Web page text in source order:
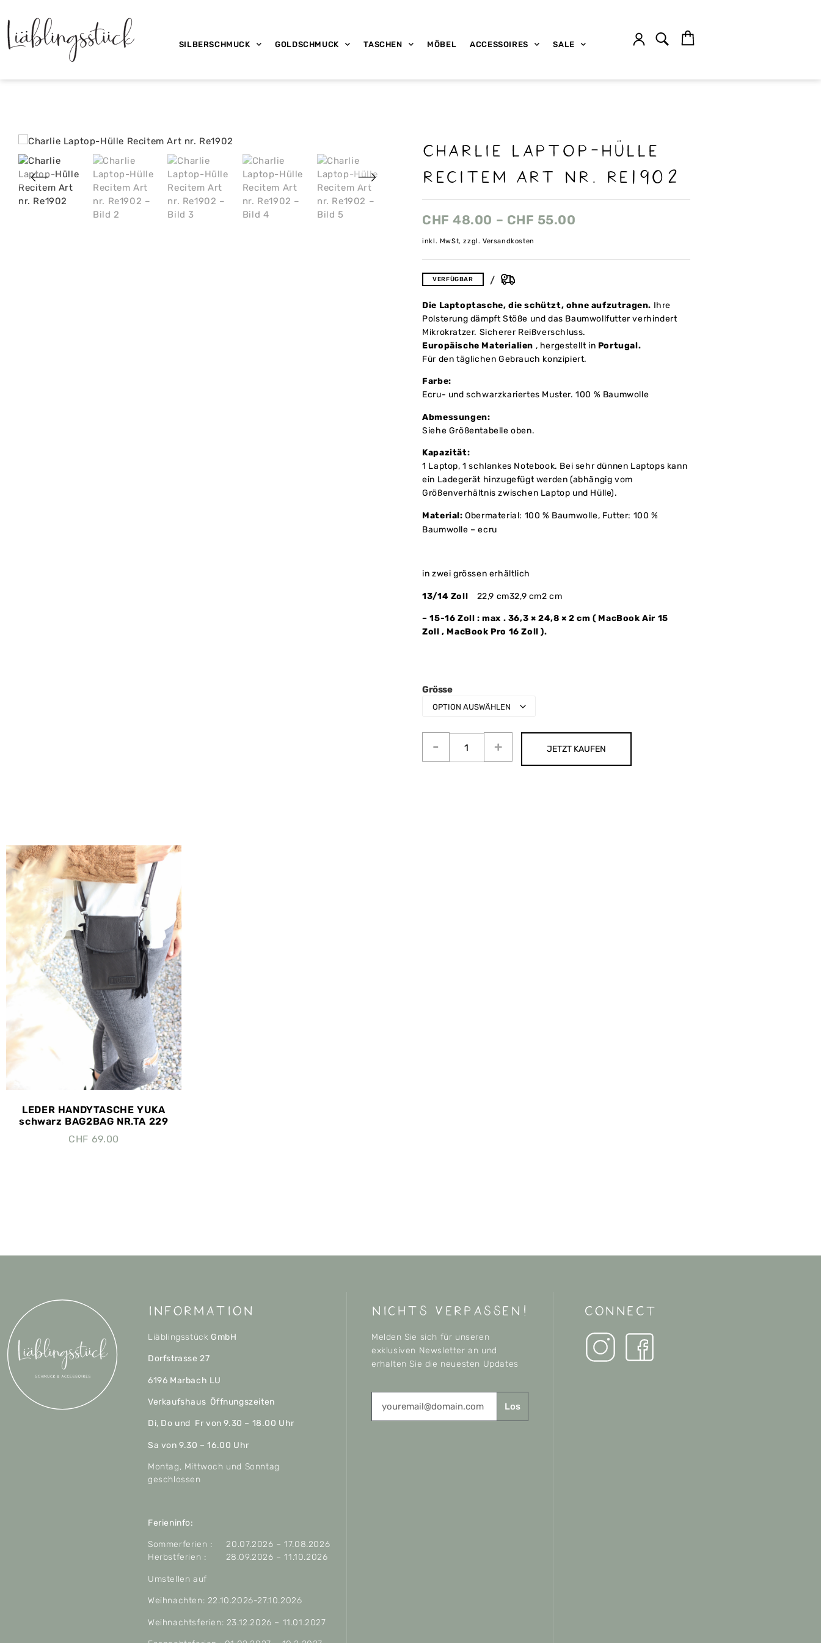
SILBERSCHMUCK GOLDSCHMUCK TASCHEN MÖBEL ACCESSOIRES SALE
Charlie Laptop-Hülle
Recitem Art nr. Re1902
CHF 48.00 – CHF 55.00
inkl. MwSt, zzgl. Versandkosten
VERFÜGBAR
Die Laptoptasche, die schützt, ohne aufzutragen. Ihre
Polsterung dämpft Stöße und das Baumwollfutter verhindert
Mikrokratzer. Sicherer Reißverschluss.
Europäische Materialien , hergestellt in Portugal.
Für den täglichen Gebrauch konzipiert.
Farbe:
Ecru- und schwarzkariertes Muster. 100 % Baumwolle
Abmessungen:
Siehe Größentabelle oben.
Kapazität:
1 Laptop, 1 schlankes Notebook. Bei sehr dünnen Laptops kann
ein Ladegerät hinzugefügt werden (abhängig vom
Größenverhältnis zwischen Laptop und Hülle).
Material:Obermaterial: 100 % Baumwolle, Futter: 100 %
Baumwolle – ecru
in zwei grössen erhältlich
13/14 Zoll 22,9 cm32,9 cm2 cm
–15-16 Zoll : max . 36,3 × 24,8 × 2 cm ( MacBook Air 15
Zoll , MacBook Pro 16 Zoll ).
Grösse
JETZT KAUFEN
LEDER HANDYTASCHE YUKA
schwarz BAG2BAG NR.TA 229
CHF 69.00
Information
Liäblingsstück GmbH
Dorfstrasse 27
6196 Marbach LU
Verkaufshaus Öffnungszeiten
Di, Do und Fr von 9.30 – 18.00 Uhr
Sa von 9.30 – 16.00 Uhr
Montag, Mittwoch und Sonntag
geschlossen
Ferieninfo:
Sommerferien : 20.07.2026 – 17.08.2026
Herbstferien : 28.09.2026 – 11.10.2026
Umstellen auf
Weihnachten: 22.10.2026-27.10.2026
Weihnachtsferien: 23.12.2026 – 11.01.2027
nichts verpassen!
Melden Sie sich für unseren
exklusiven Newsletter an und
erhalten Sie die neuesten Updates
Los
CONNECT